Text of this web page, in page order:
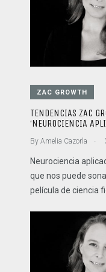
ZAC GROWTH
TENDENCIAS ZAC
‘NEUROCIENCIA
By Amelia Cazorla
Neurociencia
que nos puede
película de ciencia